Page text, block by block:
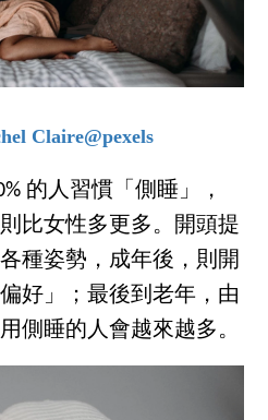
Claire@pexels
的人習慣「側睡」，
比女性多更多。開頭提
種姿勢，成年後，則開
好」；最後到老年，由
側睡的人會越來越多。